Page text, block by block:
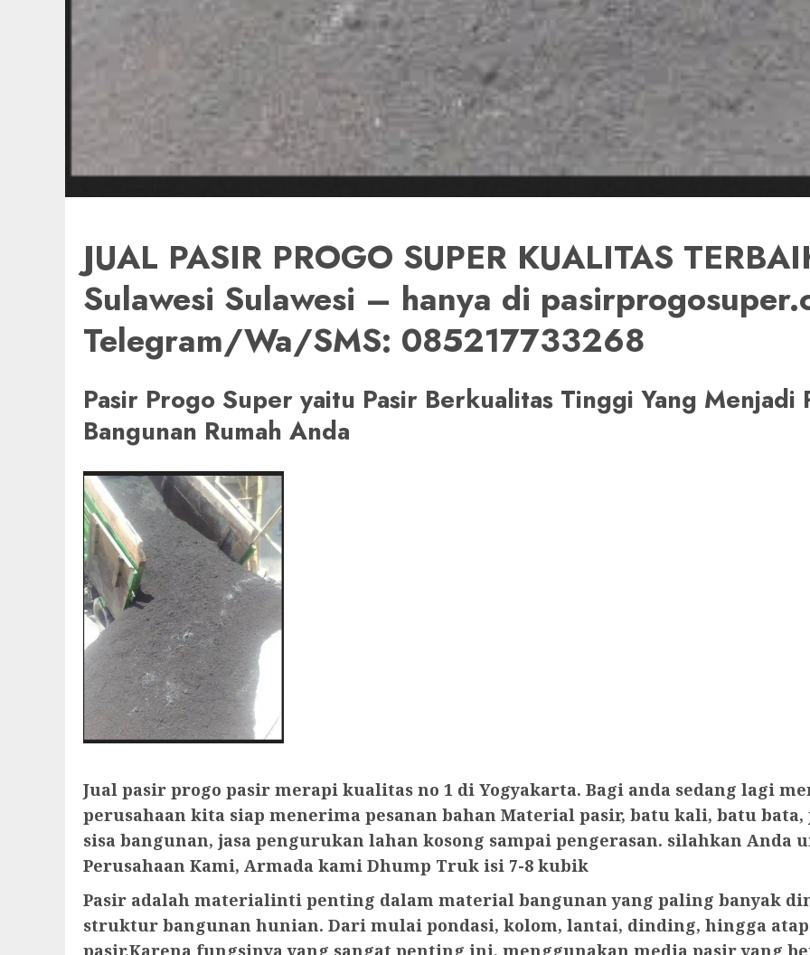
JUAL PASIR PROGO SUPER KUALITAS
Sulawesi Sulawesi – hanya di
Telegram/Wa/SMS: 085217733268
Pasir Progo Super yaitu Pasir Berkualitas Tinggi Yang Menjadi
Bangunan Rumah Anda
Jual pasir progo pasir merapi kualitas no 1 di Yogyakarta. Bagi anda sedang lagi
perusahaan kita siap menerima pesanan bahan Material pasir, batu kali, batu
sisa bangunan, jasa pengurukan lahan kosong sampai pengerasan. silahkan Anda
Perusahaan Kami, Armada kami Dhump Truk isi 7-8 kubik
Pasir adalah materialinti penting dalam material bangunan yang paling banyak
struktur bangunan hunian. Dari mulai pondasi, kolom, lantai, dinding, hingga
pasir.Karena fungsinya yang sangat penting ini, menggunakan media pasir yang